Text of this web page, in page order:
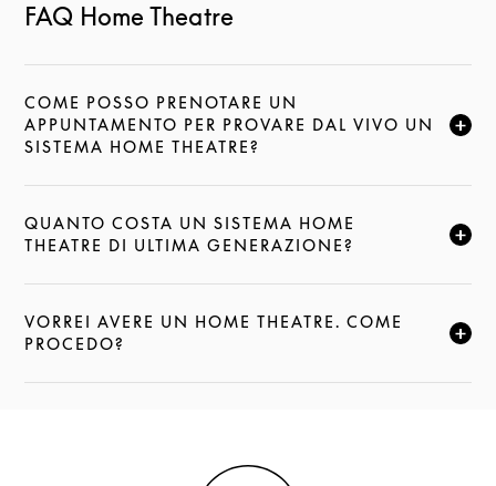
FAQ Home Theatre
COME POSSO PRENOTARE UN
APPUNTAMENTO PER PROVARE DAL VIVO UN
SISTEMA HOME THEATRE?
FAI CLIC PER ESPANDERE QUESTA DESCRIZIONE E
QUANTO COSTA UN SISTEMA HOME
THEATRE DI ULTIMA GENERAZIONE?
FAI CLIC PER ESPANDERE QUESTA DESCRIZIONE E
VORREI AVERE UN HOME THEATRE. COME
PROCEDO?
FAI CLIC PER ESPANDERE QUESTA DESCRIZIONE E